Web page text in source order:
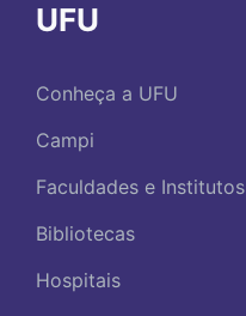
UFU
Conheça a UFU
Campi
Faculdades e Institutos
Bibliotecas
Hospitais